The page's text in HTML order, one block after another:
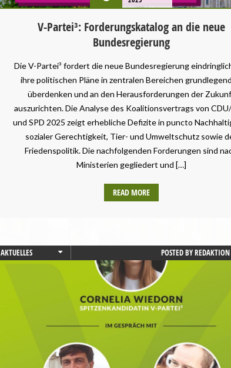
V-Partei³: Forderungskatalog an die neue
Bundesregierung
Die V-Partei³ fordert die neue Bundesregierung
ihre politischen Pläne in zentralen Bereichen
überdenken und an den Herausforderungen der
auszurichten. Die Analyse des Koalitionsvertrags von
und SPD 2025 zeigt erhebliche Defizite in puncto
sozialer Gerechtigkeit, Tier- und Umweltschutz sowie
Friedenspolitik. Die nachfolgenden Forderungen sind
Ministerien gegliedert und […]
READ MORE
AKTUELLES
VERANSTALTUNGEN
POSTED BY